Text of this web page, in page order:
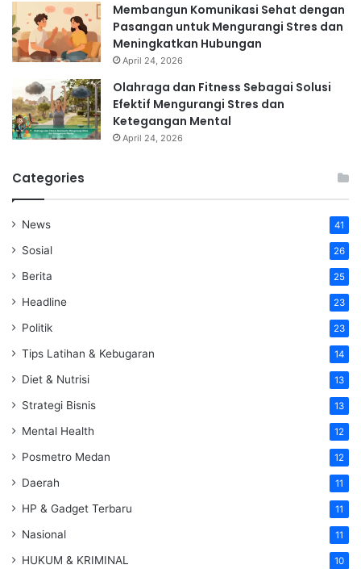
Membangun Komunikasi Sehat dengan
Pasangan untuk Mengurangi Stres dan
Meningkatkan Hubungan
April 24, 2026
Olahraga dan Fitness Sebagai Solusi
Efektif Mengurangi Stres dan
Ketegangan Mental
April 24, 2026
Categories
News 41
Sosial 26
Berita 25
Headline 23
Politik 23
Tips Latihan & Kebugaran 14
Diet & Nutrisi 13
Strategi Bisnis 13
Mental Health 12
Posmetro Medan 12
Daerah 11
HP & Gadget Terbaru 11
Nasional 11
HUKUM & KRIMINAL 10